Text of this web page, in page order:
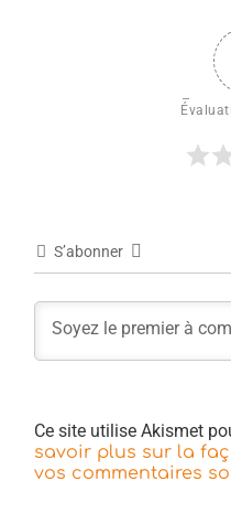
S’abonner
Ce site utilise Akismet
savoir plus sur la
vos commentaires